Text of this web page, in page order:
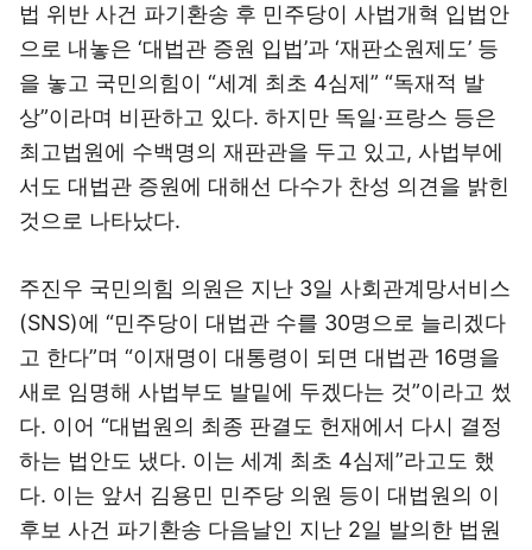
법 위반 사건 파기환송 후 민주당이 사법개혁 입법안
으로 내놓은 ‘대법관 증원 입법’과 ‘재판소원제도’ 등
을 놓고 국민의힘이 “세계 최초 4심제” “독재적 발
상”이라며 비판하고 있다. 하지만 독일·프랑스 등은
최고법원에 수백명의 재판관을 두고 있고, 사법부에
서도 대법관 증원에 대해선 다수가 찬성 의견을 밝힌
것으로 나타났다.
주진우 국민의힘 의원은 지난 3일 사회관계망서비스
(SNS)에 “민주당이 대법관 수를 30명으로 늘리겠다
고 한다”며 “이재명이 대통령이 되면 대법관 16명을
새로 임명해 사법부도 발밑에 두겠다는 것”이라고 썼
다. 이어 “대법원의 최종 판결도 헌재에서 다시 결정
하는 법안도 냈다. 이는 세계 최초 4심제”라고도 했
다. 이는 앞서 김용민 민주당 의원 등이 대법원의 이
후보 사건 파기환송 다음날인 지난 2일 발의한 법원